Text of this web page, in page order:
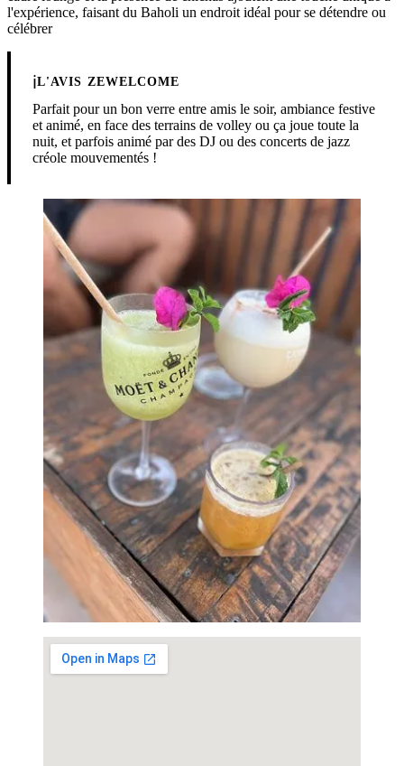
l'expérience, faisant du Baholi un endroit idéal pour se détendre ou
célébrer​
ℹ️L'AVIS ZEWELCOME
Parfait pour un bon verre entre amis le soir, ambiance festive
et animé, en face des terrains de volley ou ça joue toute la
nuit, et parfois animé par des DJ ou des concerts de jazz
créole mouvementés !